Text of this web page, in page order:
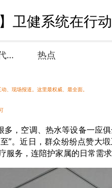
卫健系统在行
新时代文明实践 热点
、现场报道。这里最权威、最全面。
多，空调、热水等设备一应
”。近日，群众纷纷点赞大
服务，连陪护家属的日常需